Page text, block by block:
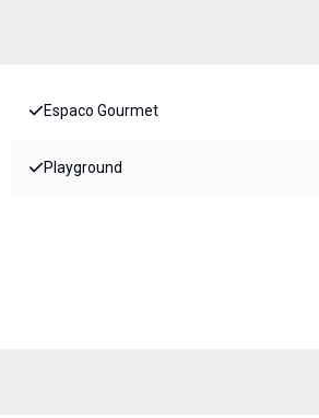
Espaco Gourmet
Playground